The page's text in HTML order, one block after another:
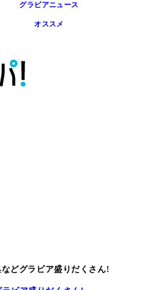
グラビアニュース
オススメ
どグラビア盛りだくさん!